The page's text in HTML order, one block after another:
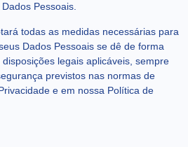
Pessoais.
todas as medidas necessárias para
Dados Pessoais se dê de forma
legais aplicáveis, sempre
previstos nas normas de
e em nossa Política de